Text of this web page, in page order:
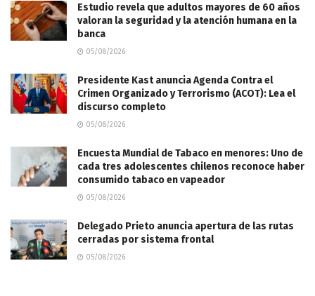
Estudio revela que adultos mayores de 60 años
valoran la seguridad y la atención humana en la
banca
05/08/2026
Presidente Kast anuncia Agenda Contra el
Crimen Organizado y Terrorismo (ACOT): Lea el
discurso completo
05/08/2026
Encuesta Mundial de Tabaco en menores: Uno de
cada tres adolescentes chilenos reconoce haber
consumido tabaco en vapeador
05/08/2026
Delegado Prieto anuncia apertura de las rutas
cerradas por sistema frontal
05/08/2026